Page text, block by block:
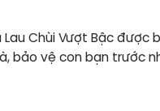
Lau Chùi Vượt Bậc
bảo vệ con bạn trước